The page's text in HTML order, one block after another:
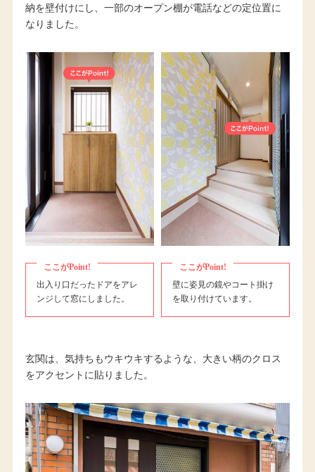
納を壁付けにし、一部のオープン棚が電話などの定位置に
なりました。
ここがPoint!
出入り口だったドアをアレ
ンジして窓にしました。
ここがPoint!
壁に姿見の鏡やコート掛け
を取り付けています。
玄関は、気持ちもウキウキするような、大きい柄のクロス
をアクセントに貼りました。